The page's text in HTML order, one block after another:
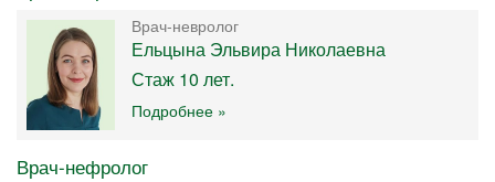
Врач-невролог
Ельцына Эльвира Николаевна
Стаж 10 лет.
Подробнее »
Врач-нефролог